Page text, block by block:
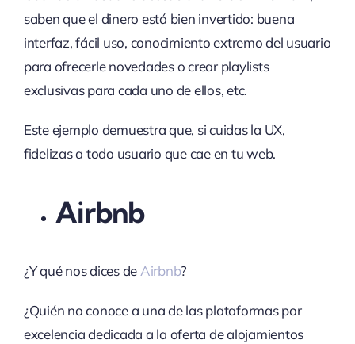
saben que el dinero está bien invertido: buena
interfaz, fácil uso, conocimiento extremo del usuario
para ofrecerle novedades o crear playlists
exclusivas para cada uno de ellos, etc.
Este ejemplo demuestra que, si cuidas la UX,
fidelizas a todo usuario que cae en tu web.
Airbnb
¿Y qué nos dices deAirbnb?
¿Quién no conoce a una de las plataformas por
excelencia dedicada a la oferta de alojamientos